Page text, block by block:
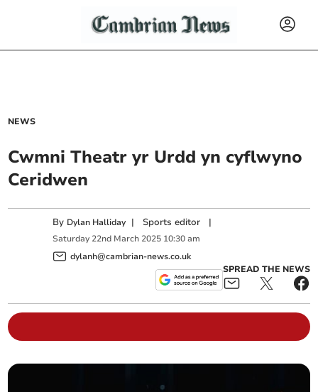
NEWS
Cwmni Theatr yr Urdd yn cyflwyno
Ceridwen
By Dylan Halliday | Sports editor |
Saturday 22nd March 2025 10:30 am
dylanh@cambrian-news.co.uk
SPREAD THE NEWS